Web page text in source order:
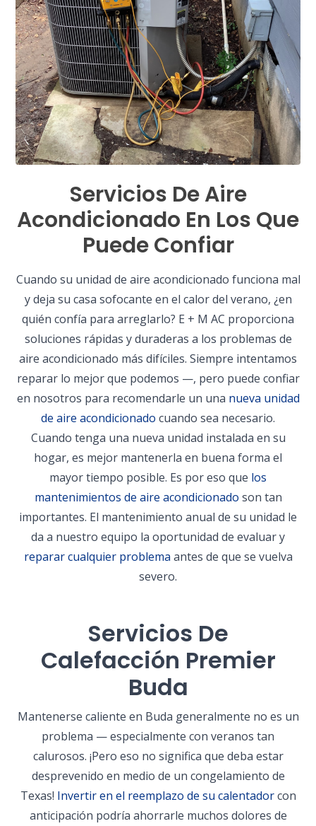
Servicios De Aire
Acondicionado En Los Que
Puede Confiar
Cuando su unidad de aire acondicionado funciona mal
y deja su casa sofocante en el calor del verano, ¿en
quién confía para arreglarlo? E + M AC proporciona
soluciones rápidas y duraderas a los problemas de
aire acondicionado más difíciles. Siempre intentamos
reparar lo mejor que podemos —, pero puede confiar
en nosotros para recomendarle un una nueva unidad
de aire acondicionado cuando sea necesario.
Cuando tenga una nueva unidad instalada en su
hogar, es mejor mantenerla en buena forma el
mayor tiempo posible. Es por eso que los
mantenimientos de aire acondicionado son tan
importantes. El mantenimiento anual de su unidad le
da a nuestro equipo la oportunidad de evaluar y
reparar cualquier problema antes de que se vuelva
severo.
Servicios De
Calefacción Premier
Buda
Mantenerse caliente en Buda generalmente no es un
problema — especialmente con veranos tan
calurosos. ¡Pero eso no significa que deba estar
desprevenido en medio de un congelamiento de
Texas! Invertir en el reemplazo de su calentadorcon
anticipación podría ahorrarle muchos dolores de